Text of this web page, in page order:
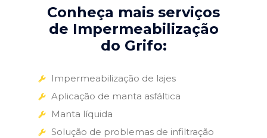
Conheça mais serviços
de Impermeabilização
do Grifo:
Impermeabilização de lajes
Aplicação de manta asfáltica
Manta líquida
Solução de problemas de infiltração